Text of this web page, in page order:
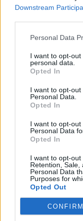
Downstream
Personal Data
I want to opt-
personal data.
Opted In
I want to opt-
Personal Data.
Opted In
I want to opt-
Personal Data
Opted In
I want to opt-out
Retention, Sale,
Personal Data
Purposes for
Opted Out
CONFIRM
32 laipsnių šilumos
Žinios | Orai
Nufilmavo, kaip
vaizdas pribloškia
V. Zalužno
Ukrainos
Laidos | Nauja diena